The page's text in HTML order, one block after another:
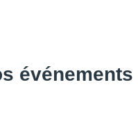
événements